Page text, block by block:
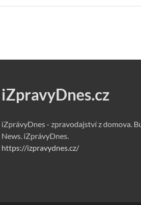
iZpravyDnes.cz
iZprávyDnes - zpravodajství z domova.
News. iZprávyDnes.
https://izpravydnes.cz/